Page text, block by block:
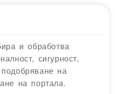
и обработва
сигурност,
на
на портала.